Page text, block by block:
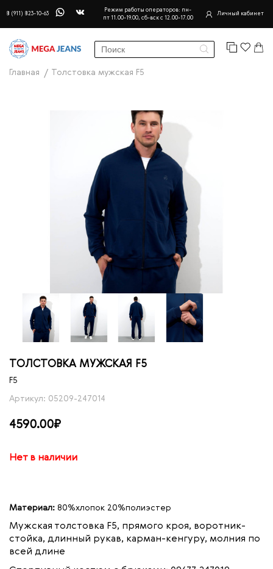
8 (911) 823-10-63
Режим работы операторов: пн-
пт 11.00-19.00, сб-вск с 12.00-17.00
Личный кабинет
Главная Толстовка мужская F5
ТОЛСТОВКА МУЖСКАЯ F5
F5
Артикул: 05209-247014
4590.00₽
Нет в наличии
Материал: 80%хлопок 20%полиэстер
Мужская толстовка F5, прямого кроя, воротник-
стойка, длинный рукав, карман-кенгуру, молния по
всей длине